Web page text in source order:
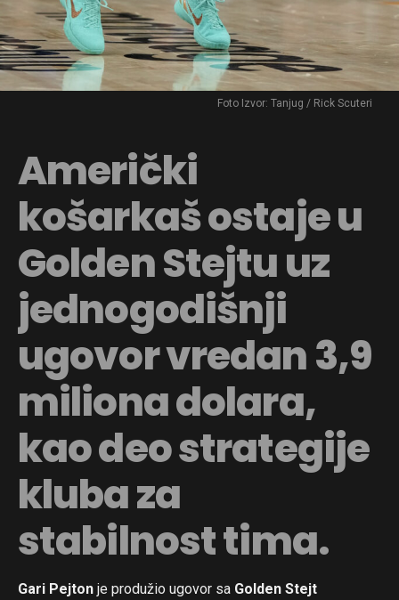
Foto Izvor: Tanjug / Rick Scuteri
Američki
košarkaš ostaje u
Golden Stejtu uz
jednogodišnji
ugovor vredan 3,9
miliona dolara,
kao deo strategije
kluba za
stabilnost tima.
Gari Pejton je produžio ugovor sa Golden Stejt